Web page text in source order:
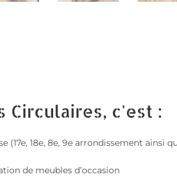
Circulaires, c'est :
(17e, 18e, 8e, 9e arrondissement
de meubles d’occasion